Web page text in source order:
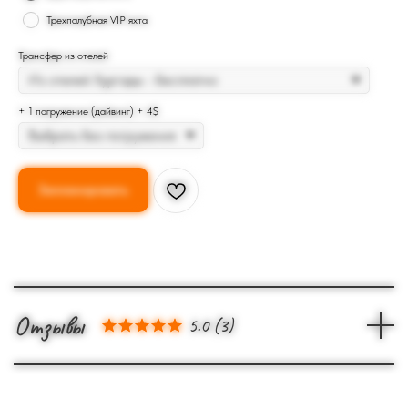
Трехпалубная VIP яхта
Трансфер из отелей
+ 1 погружение (дайвинг) + 4$
Запланировать
Отзывы 5.0 (3)